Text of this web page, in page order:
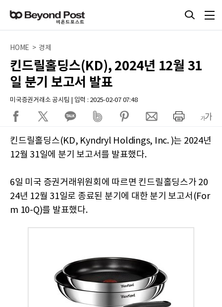
HOME > 경제
킨드릴홀딩스(KD), 2024년 12월 31
일 분기 보고서 발표
미국증권거래소 공시팀 | 입력 : 2025-02-07 07:48
킨드릴홀딩스(KD, Kyndryl Holdings, Inc. )는 2024년
12월 31일에 분기 보고서를 발표했다.
6일 미국 증권거래위원회에 따르면 킨드릴홀딩스가 20
24년 12월 31일로 종료된 분기에 대한 분기 보고서(For
m 10-Q)를 발표했다.